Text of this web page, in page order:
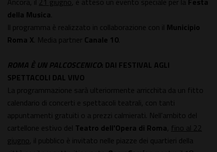
della Musica.
Il programma è realizzato in collaborazione con il Municipio
Roma X. Media partner Canale 10.
ROMA È UN PALCOSCENICO: DAI FESTIVAL AGLI
SPETTACOLI DAL VIVO
La programmazione sarà ulteriormente arricchita da un fitto
calendario di concerti e spettacoli teatrali, con tanti
appuntamenti gratuiti o a prezzi calmierati. Nell'ambito del
cartellone estivo del Teatro dell'Opera di Roma, fino al 22
giugno, il pubblico è invitato nelle piazze dei quartieri della